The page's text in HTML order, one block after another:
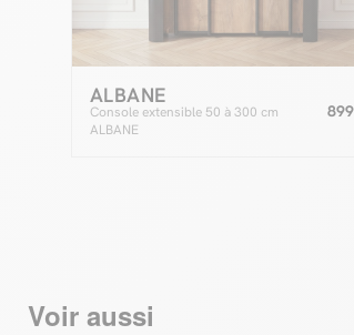
ALBANE
Console extensible 50 à 300 cm
ALBANE
Voir aussi